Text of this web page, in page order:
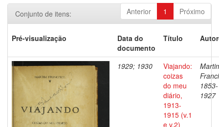
Anterior 1 Próximo
Conjunto de itens:
Pré-visualização
Data do
documento
Título
1929; 1930
Viajando:
coizas
do meu
diário,
1913-
1915 (v.1
e v.2)
1853-
1927